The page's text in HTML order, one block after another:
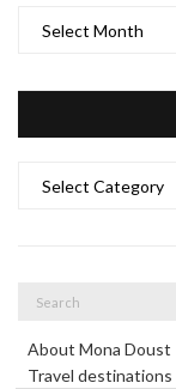
About Mona Doust
Travel destinations